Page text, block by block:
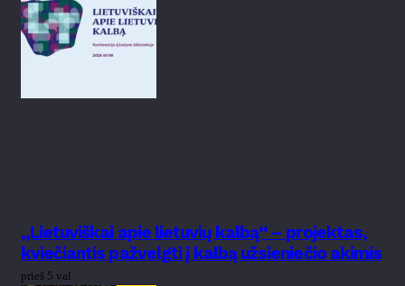
„Lietuviškai apie lietuvių kalbą“ – projektas,
kviečiantis pažvelgti į kalbą užsieniečio akimis
prieš 5 val